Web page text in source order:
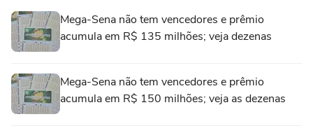
Mega-Sena não tem vencedores e prêmio
acumula em R$ 135 milhões; veja dezenas
Mega-Sena não tem vencedores e prêmio
acumula em R$ 150 milhões; veja as dezenas